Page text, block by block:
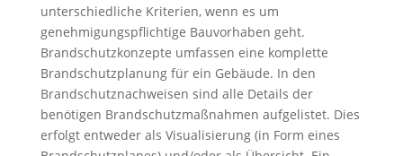
unterschiedliche Kriterien, wenn es um
genehmigungspflichtige Bauvorhaben geht.
Brandschutzkonzepte umfassen eine komplette
Brandschutzplanung für ein Gebäude. In den
Brandschutznachweisen sind alle Details der
benötigen Brandschutzmaßnahmen aufgelistet. Dies
erfolgt entweder als Visualisierung (in Form eines